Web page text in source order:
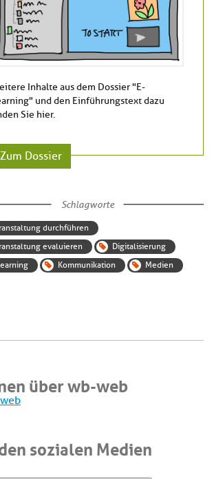
Inhalte aus dem Dossier "E-
und den Einführungstext dazu
Sie hier.
Zum Dossier
Schlagworte
durchführen
evaluieren
Digitalisierung
Kommunikation Medien
über wb-web
sozialen Medien